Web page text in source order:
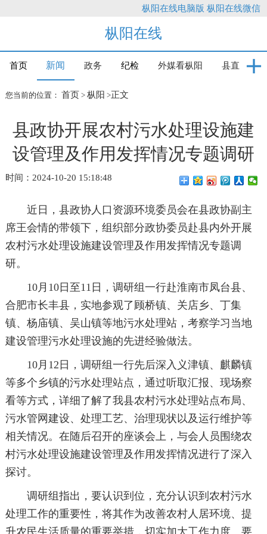
枞阳在线电脑版 枞阳在线微信
枞阳在线
首页 新闻 政务 纪检 外媒看枞阳 县直
您当前的位置： 首页 > 枞阳 >正文
县政协开展农村污水处理设施建
设管理及作用发挥情况专题调研
时间：2024-10-20 15:18:48
近日，县政协人口资源环境委员会在县政协副主
席王会情的带领下，组织部分政协委员赴县内外开展
农村污水处理设施建设管理及作用发挥情况专题调
研。
10月10日至11日，调研组一行赴淮南市凤台县、
合肥市长丰县，实地参观了顾桥镇、关店乡、丁集
镇、杨庙镇、吴山镇等地污水处理站，考察学习当地
建设管理污水处理设施的先进经验做法。
10月12日，调研组一行先后深入义津镇、麒麟镇
等多个乡镇的污水处理站点，通过听取汇报、现场察
看等方式，详细了解了我县农村污水处理站点布局、
污水管网建设、处理工艺、治理现状以及运行维护等
相关情况。在随后召开的座谈会上，与会人员围绕农
村污水处理设施建设管理及作用发挥情况进行了深入
探讨。
调研组指出，要认识到位，充分认识到农村污水
处理工作的重要性，将其作为改善农村人居环境、提